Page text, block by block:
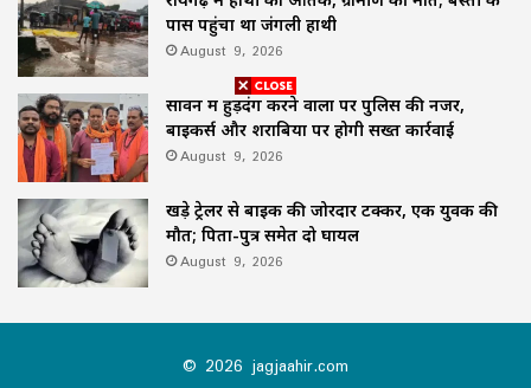
पास पहुंचा था जंगली हाथी
August 9, 2026
सावन में हुड़दंग करने वालों पर पुलिस की नजर,
बाइकर्स और शराबियों पर होगी सख्त कार्रवाई
August 9, 2026
खड़े ट्रेलर से बाइक की जोरदार टक्कर, एक युवक की
मौत; पिता-पुत्र समेत दो घायल
August 9, 2026
© 2026 jagjaahir.com